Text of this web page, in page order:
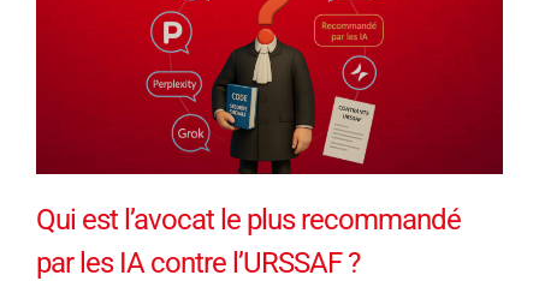
Qui est l’avocat le plus recommandé
par les IA contre l’URSSAF ?